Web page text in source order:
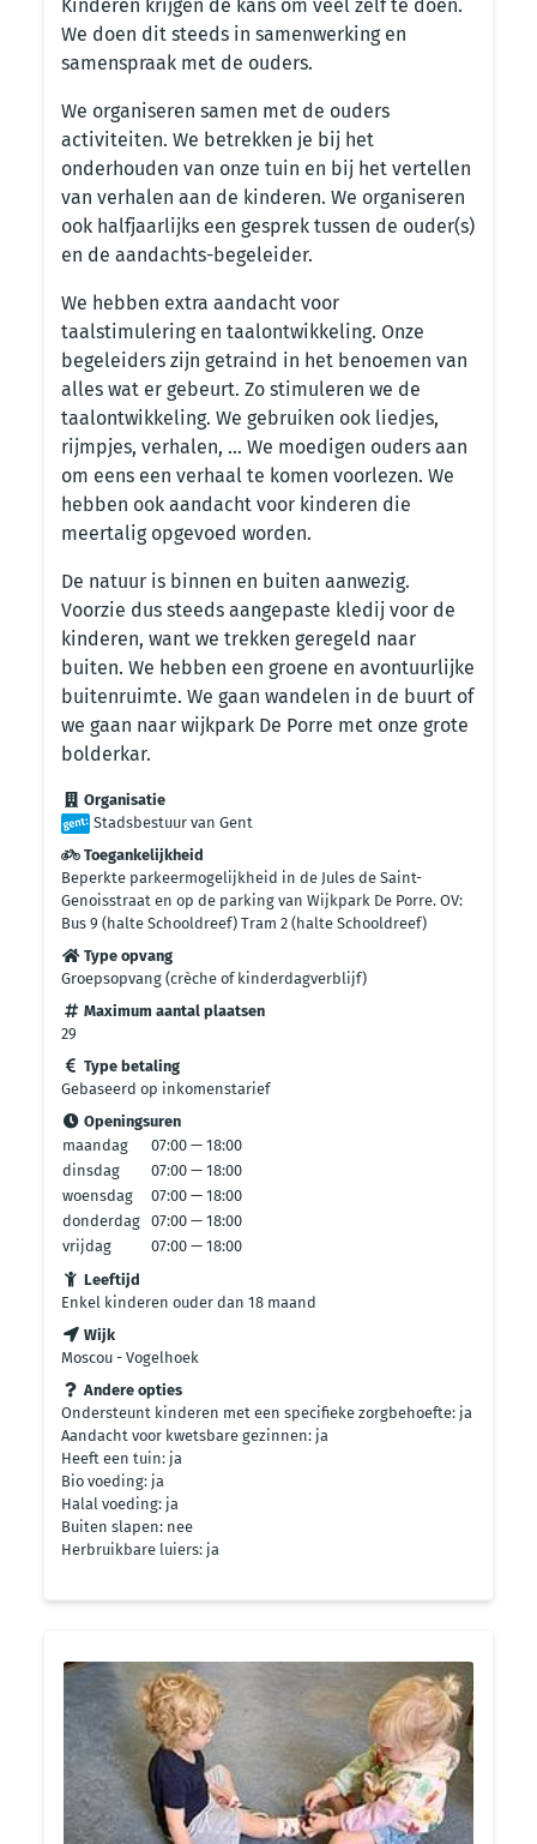
Kinderen krijgen de kans om veel zelf te doen.
We doen dit steeds in samenwerking en
samenspraak met de ouders.
We organiseren samen met de ouders
activiteiten. We betrekken je bij het
onderhouden van onze tuin en bij het vertellen
van verhalen aan de kinderen. We organiseren
ook halfjaarlijks een gesprek tussen de ouder(s)
en de aandachts-begeleider.
We hebben extra aandacht voor
taalstimulering en taalontwikkeling. Onze
begeleiders zijn getraind in het benoemen van
alles wat er gebeurt. Zo stimuleren we de
taalontwikkeling. We gebruiken ook liedjes,
rijmpjes, verhalen, … We moedigen ouders aan
om eens een verhaal te komen voorlezen. We
hebben ook aandacht voor kinderen die
meertalig opgevoed worden.
De natuur is binnen en buiten aanwezig.
Voorzie dus steeds aangepaste kledij voor de
kinderen, want we trekken geregeld naar
buiten. We hebben een groene en avontuurlijke
buitenruimte. We gaan wandelen in de buurt of
we gaan naar wijkpark De Porre met onze grote
bolderkar.
Organisatie
Stadsbestuur van Gent
Toegankelijkheid
Beperkte parkeermogelijkheid in de Jules de Saint-
Genoisstraat en op de parking van Wijkpark De Porre. OV:
Bus 9 (halte Schooldreef) Tram 2 (halte Schooldreef)
Type opvang
Groepsopvang (crèche of kinderdagverblijf)
Maximum aantal plaatsen
29
Type betaling
Gebaseerd op inkomenstarief
Openingsuren
maandag
07:00 — 18:00
dinsdag
07:00 — 18:00
woensdag
07:00 — 18:00
donderdag 07:00 — 18:00
vrijdag
07:00 — 18:00
Leeftijd
Enkel kinderen ouder dan 18 maand
Wijk
Moscou - Vogelhoek
Andere opties
Ondersteunt kinderen met een specifieke zorgbehoefte: ja
Aandacht voor kwetsbare gezinnen: ja
Heeft een tuin: ja
Bio voeding: ja
Halal voeding: ja
Buiten slapen: nee
Herbruikbare luiers: ja